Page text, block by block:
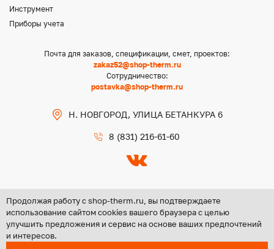
Инструмент
Приборы учета
Почта для заказов, спецификации, смет, проектов:
zakaz52@shop-therm.ru
Сотрудничество:
postavka@shop-therm.ru
Н. НОВГОРОД, УЛИЦА БЕТАНКУРА 6
8 (831) 216-61-60
Copyright @ 2026 ООО «ЦЕНТР ГРУПП НН»
Политика конфиденциальности
Продолжая работу с shop-therm.ru, вы подтверждаете
использование сайтом cookies вашего браузера с целью
улучшить предложения и сервис на основе ваших предпочтений
и интересов.